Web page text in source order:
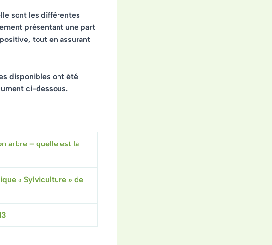
sont les différentes
présentant une part
tout en assurant
disponibles ont été
ci-dessous.
arbre – quelle est la
« Sylviculture » de